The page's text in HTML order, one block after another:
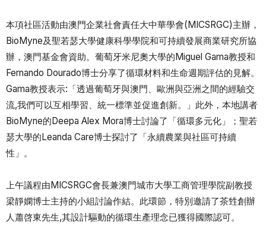
本項社區活動由澳門企業社會責任大中華學會(MICSRGC)主辦，
BioMyne及聖若瑟大學健康科學學院和可持續發展商業研究所協
辦，澳門基金會資助。葡萄牙米尼奧大學的Miguel Gama教授和
Fernando Dourado博士分享了循環材料和生命週期評估的見解。
Gama教授表示:「透過葡萄牙與澳門、歐洲與亞洲之間的經驗交
流,我們可以互相學習、統一標準並促進創新。」此外，本地講者
BioMyne的Deepa Alex Mora博士討論了「循環多元化」；聖若
瑟大學的Leanda Care博士探討了「永續農業與社區可持續
性」。
上午議程由MICSRGC會長兼澳門城市大學工商管理學院副教授
梁靜嫻博士主持的小組討論作結。此環節，特別邀請了茶甡創辦
人蕭啓東先生,其設計驅動的循環生產理念已獲得國際認可。